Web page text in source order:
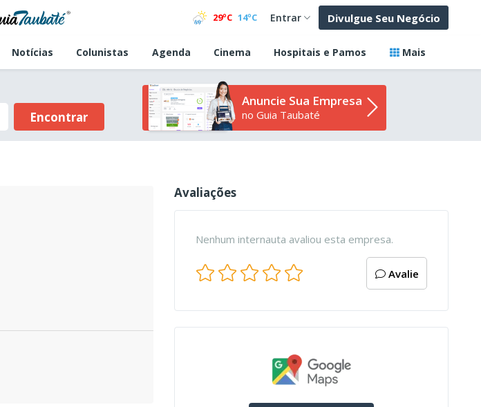
29ºC 14ºC Entrar Divulgue Seu Negócio
Notícias Colunistas Agenda Cinema Hospitais e Pamos Mais
Encontrar
Anuncie Sua Empresa
no Guia Taubaté
Avaliações
Nenhum internauta avaliou esta empresa.
Avalie